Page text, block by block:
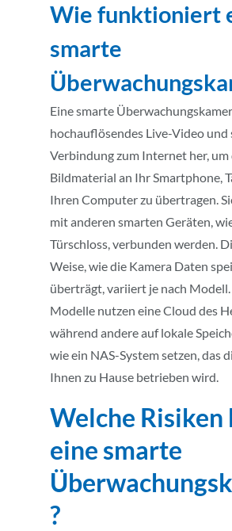
Wie funktioniert
smarte
Eine smarte
hochauflösendes Live-Video und
Verbindung zum Internet her, um
Bildmaterial an Ihr Smartphone,
Ihren Computer zu übertragen.
mit anderen smarten Geräten,
Türschloss, verbunden werden.
Weise, wie die Kamera Daten
überträgt, variiert je nach Modell.
Modelle nutzen eine Cloud des
während andere auf lokale
wie ein NAS-System setzen, das
Ihnen zu Hause betrieben wird.
Welche
eine smarte
?